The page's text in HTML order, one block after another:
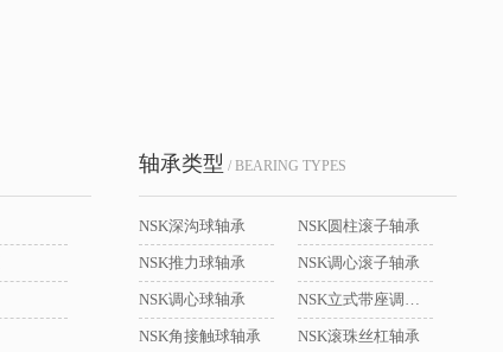
轴承类型 / BEARING TYPES
NSK深沟球轴承 NSK圆柱滚子轴承
NSK推力球轴承 NSK调心滚子轴承
NSK调心球轴承 NSK立式带座调心轴承
NSK角接触球轴承 NSK滚珠丝杠轴承